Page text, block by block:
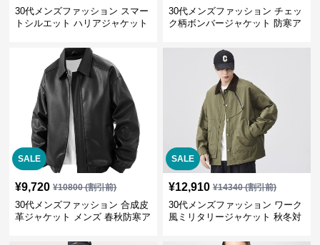
30代メンズファッション スマー
トシルエット ハリアジャケット
30代メンズファッション チェッ
ク柄ボンバージャケット 防寒ア
SALE
¥9,720 ¥10800(割引前)
30代メンズファッション 合成皮
革ジャケット メンズ 春秋防寒ア
SALE
¥12,910 ¥14340(割引前)
30代メンズファッション ワーク
風ミリタリージャケット 秋冬対